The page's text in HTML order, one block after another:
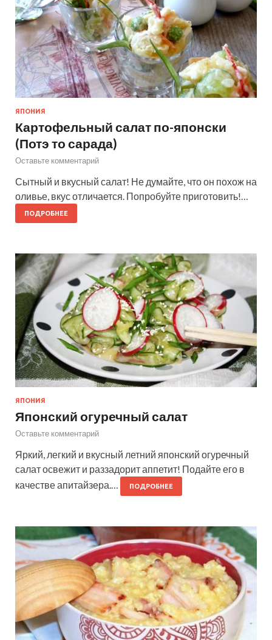
ЯПОНИЯ
Картофельный салат по-японски
(Потэ то сарада)
Оставьте комментарий
Сытный и вкусный салат! Не думайте, что он похож на
оливье, вкус отличается. Попробуйте приготовить!…
ПОДРОБНЕЕ
ЯПОНИЯ
Японский огуречный салат
Оставьте комментарий
Яркий, легкий и вкусный летний японский огуречный
салат освежит и раззадорит аппетит! Подайте его в
качестве апитайзера.…
ПОДРОБНЕЕ